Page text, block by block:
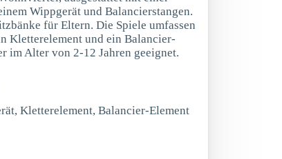
Wippgerät und Balancierstangen.
für Eltern. Die Spiele umfassen
Kletterelement und ein Balancier-
im Alter von 2-12 Jahren geeignet.
Kletterelement, Balancier-Element